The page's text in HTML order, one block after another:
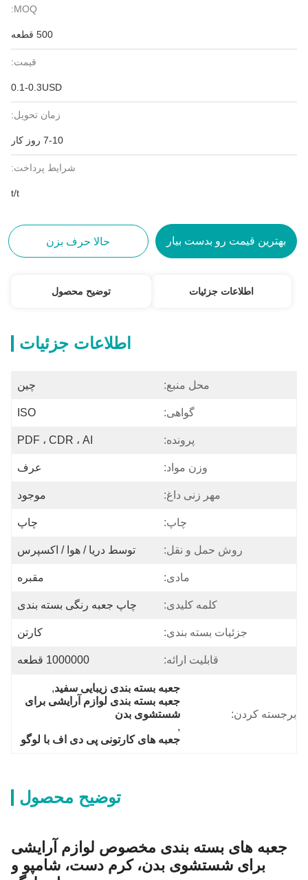
MOQ:
500 قطعه
قیمت:
0.1-0.3USD
زمان تحویل:
7-10 روز کار
شرایط پرداخت:
t/t
بهترین قیمت رو بدست بیار حالا حرف بزن
اطلاعات جزئیات توضیح محصول
اطلاعات جزئیات
محل منبع: چین
گواهی: ISO
پرونده: PDF ، CDR ، AI
وزن مواد: عرف
مهر زنی داغ: موجود
چاپ: چاپ
روش حمل و نقل: توسط دریا / هوا / اکسپرس
مادی: مقبره
کلمه کلیدی: چاپ جعبه رنگی بسته بندی
جزئیات بسته بندی: کارتن
قابلیت ارائه: 1000000 قطعه
برجسته کردن:
جعبه بسته بندی زیبایی سفید,
شستشوی بدن
,
جعبه های کارتونی پی دی اف با لوگو
توضیح محصول
جعبه های بسته بندی مخصوص لوازم آرایشی
برای شستشوی بدن، کرم دست، شامپو و